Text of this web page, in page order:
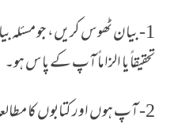
1- بیان ٹھوس کریں، جو
تحقیقاً یا الزاماً آپ کے پاس ہو۔
2- آپ ہوں اور کتابوں کا مطالعہ.